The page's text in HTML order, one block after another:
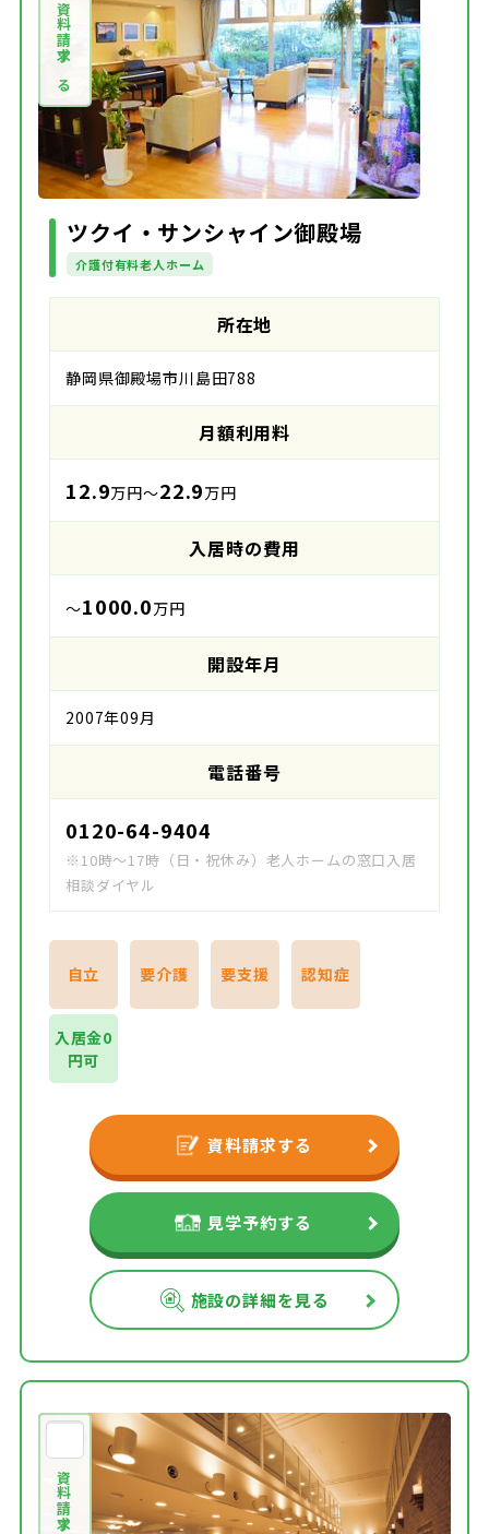
資料請求する
ツクイ・サンシャイン御殿場
介護付有料老人ホーム
所在地
静岡県御殿場市川島田788
月額利用料
12.9万円～22.9万円
入居時の費用
～1000.0万円
開設年月
2007年09月
電話番号
0120-64-9404
※10時～17時（日・祝休み）老人ホームの窓口入居
相談ダイヤル
自立 要介護 要支援 認知症
入居金0
円可
資料請求する
見学予約する
施設の詳細を見る
資料請求する